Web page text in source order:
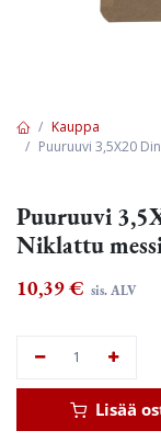
Kauppa
Puuruuvi 3,5X20
Puuruuvi
Niklattu
10,39€ sis. ALV
Lisää